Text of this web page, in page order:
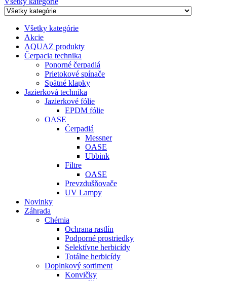
Všetky kategórie
Akcie
AQUAZ produkty
Čerpacia technika
Ponorné čerpadlá
Prietokové spínače
Spätné klapky
Jazierková technika
Jazierkové fólie
EPDM fólie
OASE
Čerpadlá
Messner
OASE
Ubbink
Filtre
OASE
Prevzdušňovače
UV Lampy
Novinky
Záhrada
Chémia
Ochrana rastlín
Podporné prostriedky
Selektívne herbicídy
Totálne herbicídy
Doplnkový sortiment
Konvičky